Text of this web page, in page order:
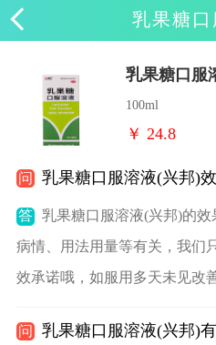
乳果糖口
乳果糖口服
100ml
￥ 24.8
问 乳果糖口服溶液(兴邦)
答 乳果糖口服溶液(兴邦)的效
病情、用法用量等有关，我们
效承诺哦，如服用多天未见改
问 乳果糖口服溶液(兴邦)